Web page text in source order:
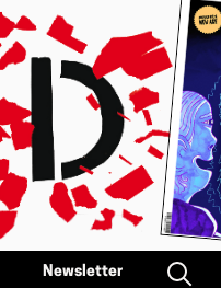
Newsletter